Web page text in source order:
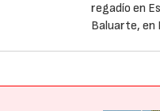
regadío en
Baluarte, en